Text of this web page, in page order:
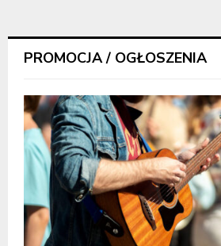
PROMOCJA / OGŁOSZENIA